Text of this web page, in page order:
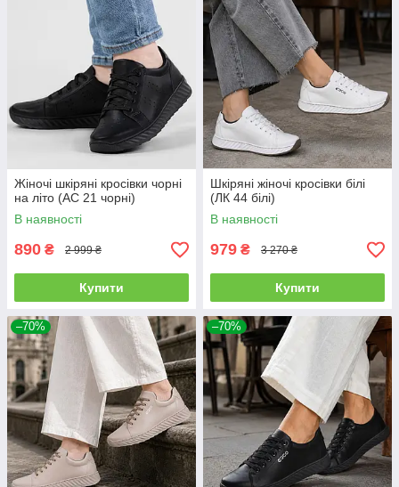
Жіночі шкіряні кросівки чорні
на літо (АС 21 чорні)
В наявності
890 ₴ 2 999 ₴
Купити
Шкіряні жіночі кросівки білі
(ЛК 44 білі)
В наявності
979 ₴ 3 270 ₴
Купити
–70% –70%